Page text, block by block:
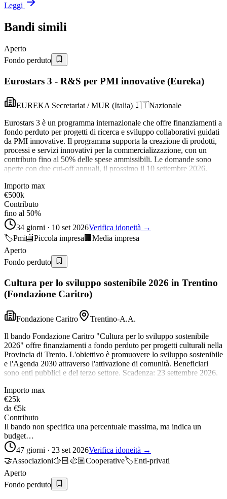
Leggi
Bandi simili
Aperto
Fondo perduto
Eurostars 3 - R&S per PMI innovative (Eureka)
EUREKA Secretariat / MUR (Italia)🇮🇹Nazionale
Eurostars 3 è un programma internazionale che offre finanziamenti a
fondo perduto per progetti di ricerca e sviluppo collaborativi guidati
da PMI innovative. Il programma supporta la creazione di prodotti,
processi e servizi innovativi per la commercializzazione, con un
contributo fino al 50% delle spese ammissibili. Le domande sono
aperte con due cut-off annuali, il prossimo il 10 settembre 2026.
Importo max
€500k
Contributo
fino al 50%
34 giorni · 10 set 2026Verifica idoneità →
🏷️Pmi🏬Piccola impresa 🏢 Media impresa
Aperto
Fondo perduto
Cultura per lo sviluppo sostenibile 2026 in Trentino
(Fondazione Caritro)
Fondazione Caritro
Trentino-A.A.
Il bando Fondazione Caritro "Cultura per lo sviluppo sostenibile
2026" offre finanziamenti a fondo perduto per progetti culturali nella
Provincia di Trento. L'obiettivo è promuovere lo sviluppo sostenibile
e l'Agenda 2030 attraverso l'attivazione di comunità. Beneficiari
sono enti pubblici e del terzo settore. Scadenza: 23 settembre 2026.
Importo max
€25k
da €5k
Contributo
Il bando non specifica una percentuale massima, ma indica un
budget…
47 giorni · 23 set 2026Verifica idoneità →
🤝Associazioni🫱🏻‍🫲🏽Cooperative🏷️Enti-privati
Aperto
Fondo perduto